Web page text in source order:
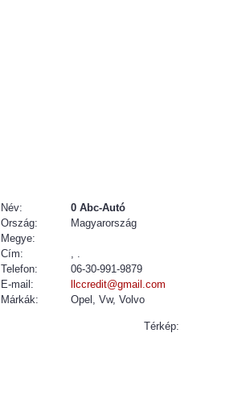
Név:
0 Abc-Autó
Ország:
Magyarország
Megye:
Cím:
, .
Telefon:
06-30-991-9879
E-mail:
llccredit@gmail.com
Márkák:
Opel, Vw, Volvo
Térkép: